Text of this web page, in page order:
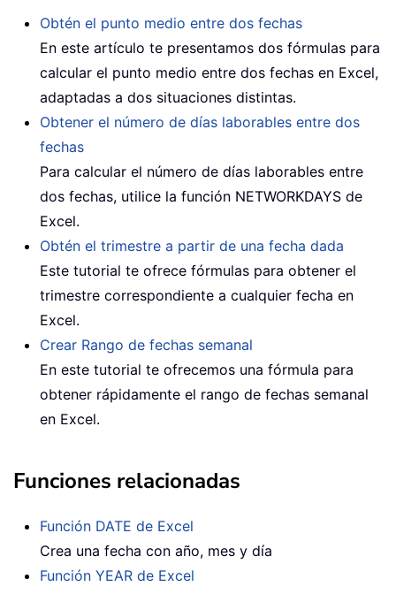
Obtén el punto medio entre dos fechas
En este artículo te presentamos dos fórmulas para
calcular el punto medio entre dos fechas en Excel,
adaptadas a dos situaciones distintas.
Obtener el número de días laborables entre dos
fechas
Para calcular el número de días laborables entre
dos fechas, utilice la función NETWORKDAYS de
Excel.
Obtén el trimestre a partir de una fecha dada
Este tutorial te ofrece fórmulas para obtener el
trimestre correspondiente a cualquier fecha en
Excel.
Crear Rango de fechas semanal
En este tutorial te ofrecemos una fórmula para
obtener rápidamente el rango de fechas semanal
en Excel.
Funciones relacionadas
Función DATE de Excel
Crea una fecha con año, mes y día
Función YEAR de Excel